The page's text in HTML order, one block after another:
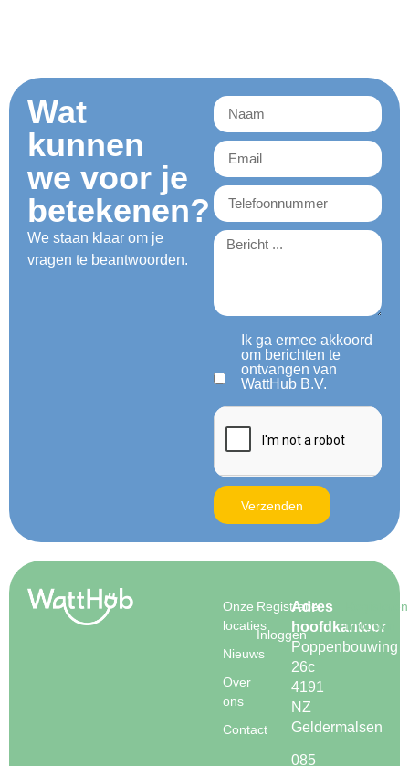
Wat
kunnen
we voor je
betekenen?
We staan klaar om je
vragen te beantwoorden.
Ik ga ermee akkoord
om berichten te
ontvangen van
WattHub B.V.
Verzenden
Onze
locaties
Nieuws
Over
ons
Contact
Registratie
Inloggen
Adres
hoofdkantoor
Poppenbouwing
26c
4191
NZ
Geldermalsen
085
Registeren
Inloggen